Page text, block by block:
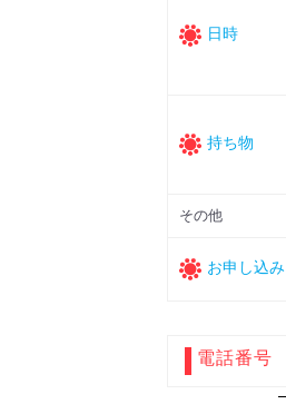
日時
持ち物
その他
お申し込み
電話番号